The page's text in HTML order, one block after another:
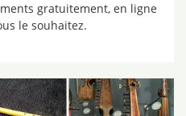
gratuitement, en ligne
le souhaitez.